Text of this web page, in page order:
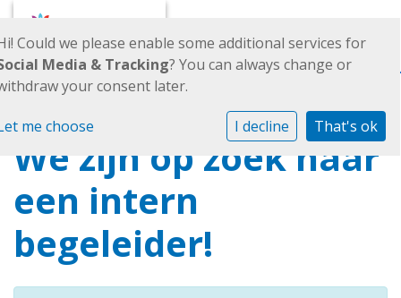
Alle vacatures
We zijn op zoek naar een intern begeleider!
We zijn op zoek naar
een intern
begeleider!
Could we please enable some additional services for
Media & Tracking? You can always change or
your consent later.
me choose I decline That's ok